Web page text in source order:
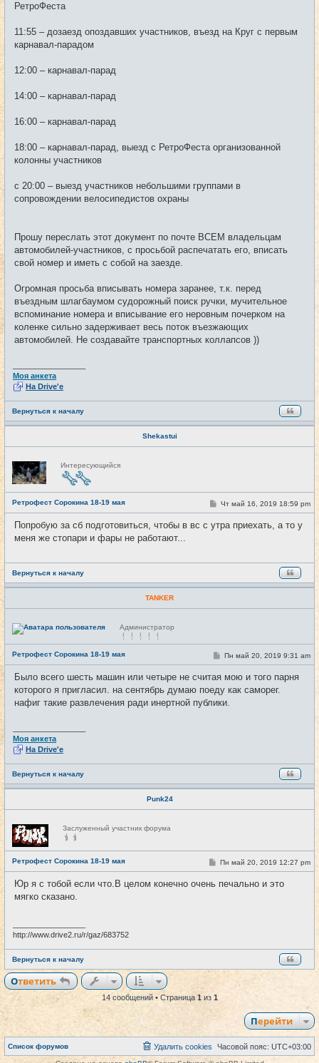
РетроФеста
11:55 – дозаезд опоздавших участников, въезд на Круг с первым
карнавал-парадом
12:00 – карнавал-парад
14:00 – карнавал-парад
16:00 – карнавал-парад
18:00 – карнавал-парад, выезд с РетроФеста организованной
колонны участников
с 20:00 – выезд участников небольшими группами в
сопровождении велосипедистов охраны
Прошу переслать этот документ по почте ВСЕМ владельцам
автомобилей-участников, с просьбой распечатать его, вписать
свой номер и иметь с собой на заезде.
Огромная просьба вписывать номера заранее, т.к. перед
въездным шлагбаумом судорожный поиск ручки, мучительное
вспоминание номера и вписывание его неровным почерком на
коленке сильно задерживает весь поток въезжающих
автомобилей. Не создавайте транспортных коллапсов ))
Моя анкета
На Drive'e
Вернуться к началу
Shekastui
Н
е
в
с
е
т
и
Интересующийся
Ретрофест Сорокина 18-19 мая #12
С
о
б
и
Чт май 16, 2019 18:59 pm
Попробую за сб подготовиться, чтобы в вс с утра приехать, а то у
меня же стопари и фары не работают...
Вернуться к началу
TANKER
Н
е
е
т
и
Администратор
Ретрофест Сорокина 18-19 мая #13
С
о
б
щ
е
н
Пн май 20, 2019 9:31 am
Было всего шесть машин или четыре не считая мою и того парня
которого я пригласил. на сентябрь думаю поеду как саморег.
нафиг такие развлечения ради инертной публики.
Моя анкета
На Drive'e
Вернуться к началу
Punk24
Н
е
в
с
е
т
и
Заслуженный участник форума
Ретрофест Сорокина 18-19 мая #14
С
о
б
Пн май 20, 2019 12:27 pm
Юр я с тобой если что.В целом конечно очень печально и это
мягко сказано.
http://www.drive2.ru/r/gaz/683752
Вернуться к началу
Ответить
14 сообщений • Страница 1 из 1
Перейти
Список форумов Часовой пояс: UTC+03:00
Удалить cookies